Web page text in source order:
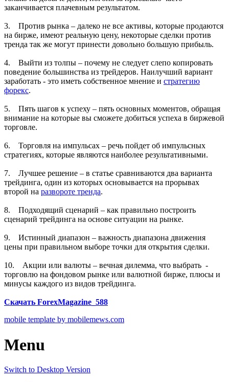
заканчивается плачевным результатом.
3. Против рынка – далеко не все активы, которые продаются
на бирже, имеют реальную цену, некоторые сделки против
тренда так же могут принести довольно большую прибыль.
4. Выйти из толпы – почему не следует слепо копировать
поведение большинства из трейдеров. Наилучший вариант
заработать - это иметь собственное мнение и стратегию
форекс.
5. Пять шагов к успеху – пять основных моментов, обращая
внимание на которые вы сможете добиться успеха в биржевой
торговле.
6. Торговля на импульсах – речь пойдет об импульсных
стратегиях, которые являются наиболее результативными.
7. Лучшее решение – в статье сравниваются два варианта
трейдинга, один из которых основывается на прорывах
второй на развороте тренда.
8. Подходящий сценарий – как правильно построить
сценарий трейдинга на основе ситуации на рынке.
9. Истинный диапазон – важность диапазона движения
цены при правильном выборе точки для открытия сделки.
10. Акции или валюты – вечная дилемма, что выбрать -
торговлю на фондовом рынке или валютной бирже, плюсы и
минусы каждого из видов трейдинга.
Скачать ForexMagazine_588
mobile template by mobilemews.com
Menu
Switch to Desktop Version